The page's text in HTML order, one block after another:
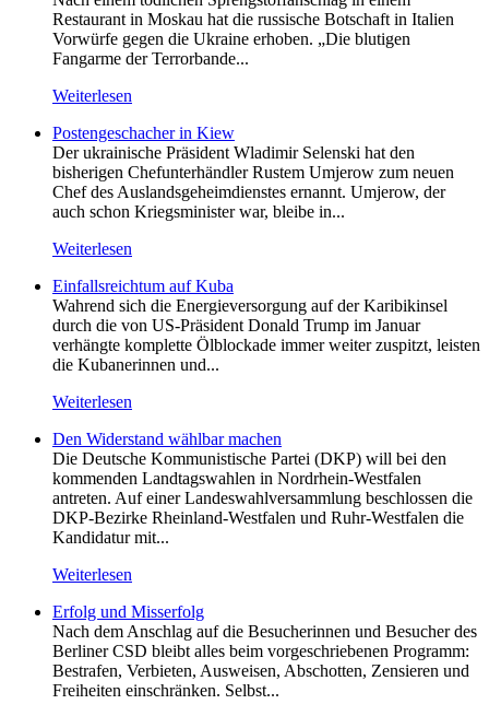
Restaurant in Moskau hat die russische Botschaft in Italien
Vorwürfe gegen die Ukraine erhoben. „Die blutigen
Fangarme der Terrorbande...
Weiterlesen
Postengeschacher in Kiew
Der ukrainische Präsident Wladimir Selenski hat den
bisherigen Chefunterhändler Rustem Umjerow zum neuen
Chef des Auslandsgeheimdienstes ernannt. Umjerow, der
auch schon Kriegsminister war, bleibe in...
Weiterlesen
Einfallsreichtum auf Kuba
Wahrend sich die Energieversorgung auf der Karibikinsel
durch die von US-Präsident Donald Trump im Januar
verhängte komplette Ölblockade immer weiter zuspitzt, leisten
die Kubanerinnen und...
Weiterlesen
Den Widerstand wählbar machen
Die Deutsche Kommunistische Partei (DKP) will bei den
kommenden Landtagswahlen in Nordrhein-Westfalen
antreten. Auf einer Landeswahlversammlung beschlossen die
DKP-Bezirke Rheinland-Westfalen und Ruhr-Westfalen die
Kandidatur mit...
Weiterlesen
Erfolg und Misserfolg
Nach dem Anschlag auf die Besucherinnen und Besucher des
Berliner CSD bleibt alles beim vorgeschriebenen Programm:
Bestrafen, Verbieten, Ausweisen, Abschotten, Zensieren und
Freiheiten einschränken. Selbst...